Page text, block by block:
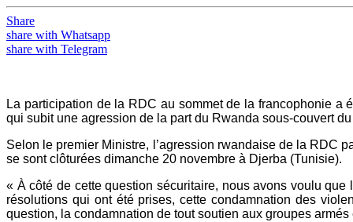
Share
share with Whatsapp
share with Telegram
La participation de la RDC au sommet de la francophonie
qui subit une agression de la part du Rwanda sous-couvert
Selon le premier Ministre, l’agression rwandaise de la RDC
se sont clôturées dimanche 20 novembre à Djerba (Tunisie).
« À côté de cette question sécuritaire, nous avons voulu
résolutions qui ont été prises, cette condamnation des
question, la condamnation de tout soutien aux groupes